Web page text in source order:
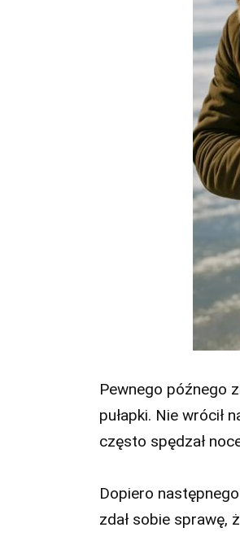
Pewnego późnego
pułapki. Nie wrócił
często spędzał
Dopiero
zdał sobie sprawę,